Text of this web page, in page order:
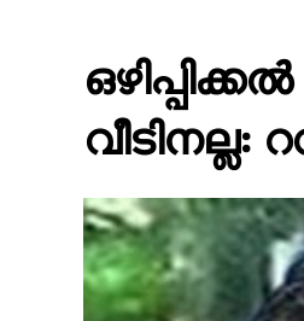
വീടിനല്ല: